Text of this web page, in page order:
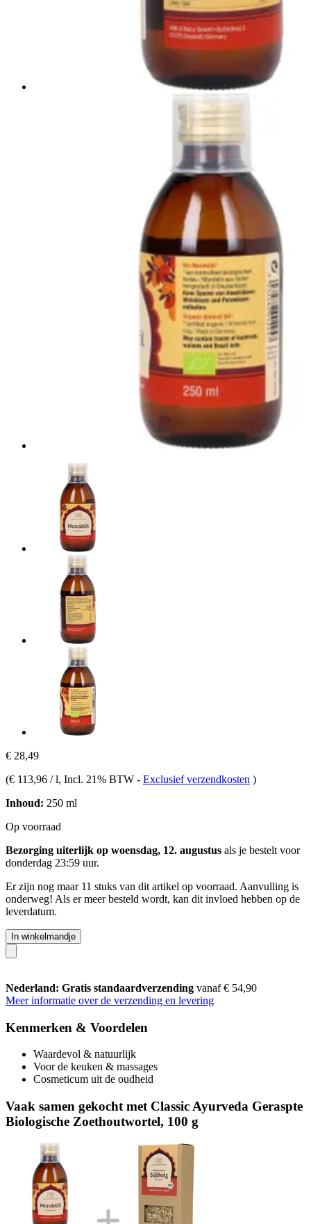
€ 28,49
(€ 113,96 / l, Incl. 21% BTW - Exclusief verzendkosten )
Inhoud: 250 ml
Op voorraad
Bezorging uiterlijk op woensdag, 12. augustus als je bestelt voor
donderdag 23:59 uur.
Er zijn nog maar 11 stuks van dit artikel op voorraad. Aanvulling is
onderweg! Als er meer besteld wordt, kan dit invloed hebben op de
leverdatum.
In winkelmandje
Nederland: Gratis standaardverzending vanaf € 54,90
Meer informatie over de verzending en levering
Kenmerken & Voordelen
Waardevol & natuurlijk
Voor de keuken & massages
Cosmeticum uit de oudheid
Vaak samen gekocht met Classic Ayurveda Geraspte
Biologische Zoethoutwortel, 100 g